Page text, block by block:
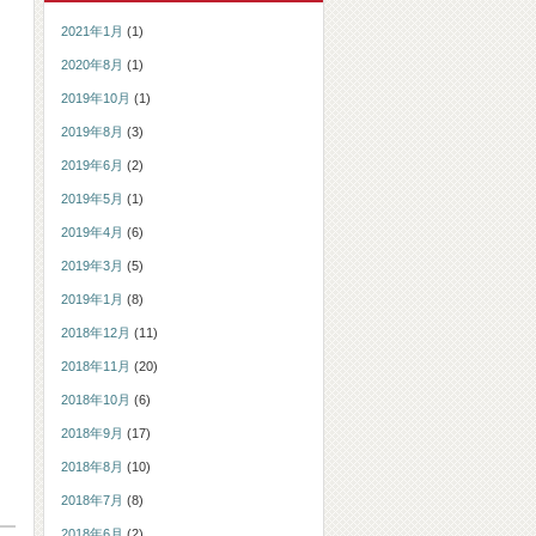
2021年1月 (1)
2020年8月 (1)
2019年10月 (1)
2019年8月 (3)
2019年6月 (2)
2019年5月 (1)
2019年4月 (6)
2019年3月 (5)
2019年1月 (8)
2018年12月 (11)
2018年11月 (20)
2018年10月 (6)
2018年9月 (17)
2018年8月 (10)
2018年7月 (8)